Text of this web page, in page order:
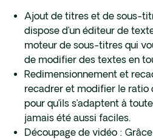
Ajout de titres et de sous-
dispose d’un éditeur de
moteur de sous-titres qui
de modifier des textes en
Redimensionnement et
recadrer et modifier le ratio
pour qu’ils s’adaptent à
jamais été aussi faciles.
Découpage de vidéo :